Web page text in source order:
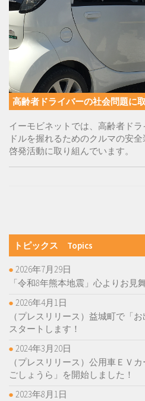
高齢者ドライバーの社会問題に
イーモビネットでは、高齢者ド
ドルを握れるためのクルマの安
啓発活動に取り組んでいます。
トピックス Topics
「令和8年熊本地震」心よりお見
2026年7月29日
（プレスリリース）益城町で「
スタートします！
2026年4月1日
（プレスリリース）公用車ＥＶ
ごしょうら」を開始しました！
2024年3月20日
2023年8月1日